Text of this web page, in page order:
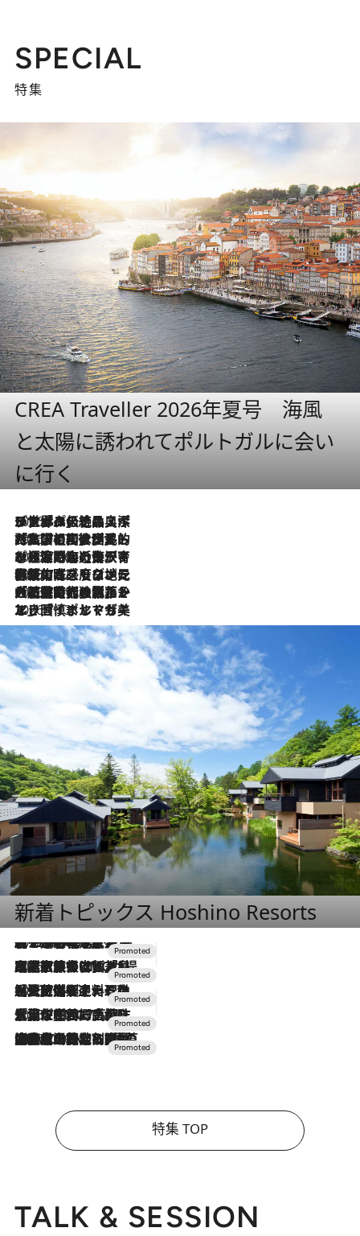
SPECIAL
特集
CREA Traveller 2026年夏号 海風
と太陽に誘われてポルトガルに会い
に行く
2026.8.8
リスボンの絶品スイーツ「パステル・デ・ナタ」とは？ポルトガル伝統の奥深い世界へ
2026.7.27
「私の祖国はポルトガル語です」国民的詩人フェルナンド・ペソアと、彼が愛した文学の街を歩く
2026.7.26
ポルトガル近海が育む極上の海の幸。キリリと冷えた白ワインと愉しむ、シーフード専門店の贅沢
2026.7.22
伝統の味をモダンに昇華。高感度な地元客が集う、リスボンの最旬ガストロノミー
2026.7.21
大航海時代の栄華から、震災、独裁、そして革命へ。ポルトガル・首都リスボンの石畳に刻まれた「歴史の光と影」
2026.7.13
エッセイ・ヤマザキマリ「慎ましくも美しき国 ポルトガル」
新着トピックス Hoshino Resorts
2026.8.7
【トンボの足水浴】ヒノキの香りに包まれて涼感マックス！約13℃の湧水かけ流しを避暑地「星野温泉 トンボの湯」で体験
2026.7.31
【ホテル帰省】という選択肢をOMOが提案。家族とほどよい距離を保つには「昼は実家、夜は気兼ねなくホテルで！」
2026.7.24
【夏限定ディナーコース】旬を迎える稚鮎や花ズッキーニなどをイタリア・トスカーナの郷土料理の手法で満喫！
2026.7.17
「土佐和ハーブかき氷」がOMO7高知に登場！生姜、山椒、大葉など目にも舌にも涼を呼ぶ郷土の味
2026.7.10
NEW OPEN！【界 草津】名湯の地に誕生。趣の異なる2種の温泉と上州ならではの会席・蕎麦割烹など美食を味わう究極の癒やし旅
特集 TOP
TALK & SESSION